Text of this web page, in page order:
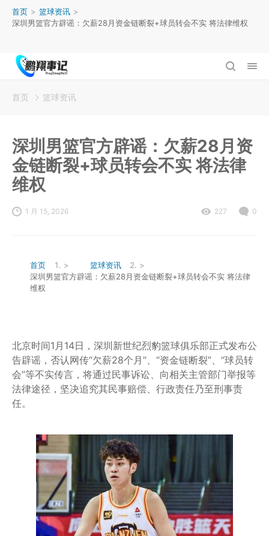
首页 > 篮球资讯 >
深圳男篮官方辟谣：欠薪28月资金链断裂+球员转会不实 将法律维权
首页 篮球资讯
深圳男篮官方辟谣：欠薪28月资
金链断裂+球员转会不实 将法律
维权
1 月 15, 2026 227 0
首页 > 篮球资讯
>
深圳男篮官方辟谣：欠薪28月资金链断裂+球员转会不实 将法律
维权
北京时间1月14日，深圳新世纪烈豹篮球俱乐部正式发布公
告辟谣，否认网传“欠薪28个月”、“资金链断裂”、“球员转
会”等不实传言，将通过民事诉讼、向相关主管部门举报等
法律途径，坚决追究其民事赔偿、行政责任乃至刑事责
任。